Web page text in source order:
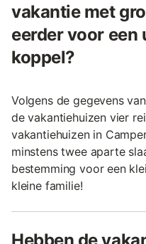
vakantie met
eerder voor een
koppel?
Volgens de gegevens
de vakantiehuizen vier
vakantiehuizen in
minstens twee aparte
bestemming voor een
kleine familie!